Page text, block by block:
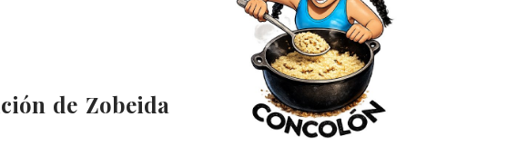
de Zobeida